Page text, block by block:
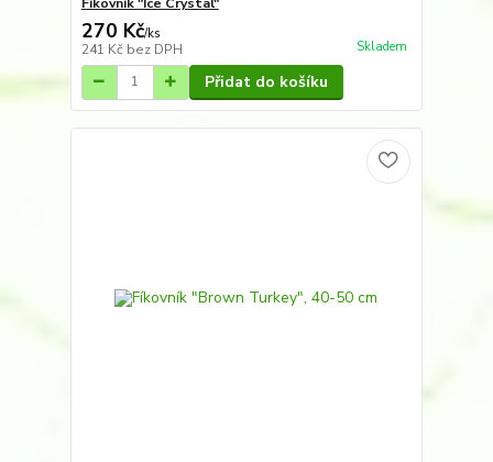
270 Kč/ks
241 Kč bez DPH Skladem
Přidat do košíku